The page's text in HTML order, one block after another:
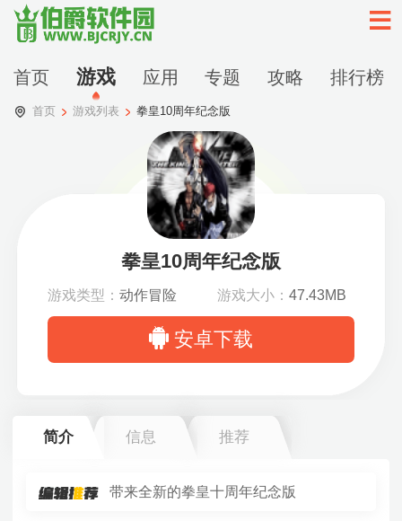
首页 游戏 应用 专题 攻略 排行榜
首页 游戏列表 拳皇10周年纪念版
拳皇10周年纪念版
游戏类型： 动作冒险 游戏大小：47.43MB
安卓下载
简介 信息 推荐
带来全新的拳皇十周年纪念版